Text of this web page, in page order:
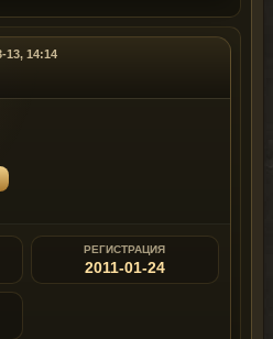
13, 14:14
РЕГИСТРАЦИЯ
2011-01-24